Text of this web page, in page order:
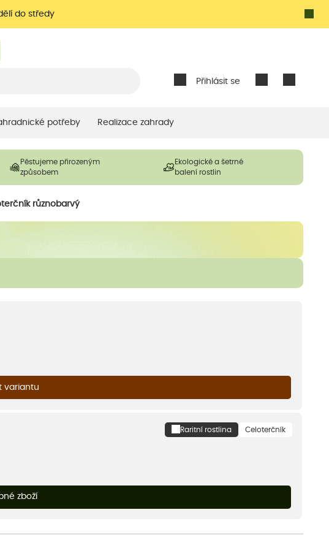
do středy
Přihlásit se
potřeby Realizace zahrady
Pěstujeme přirozeným
způsobem
Ekologické a šetrné
balení rostlin
různobarvý
variantu
Raritní rostlina Celoterčník
zboží